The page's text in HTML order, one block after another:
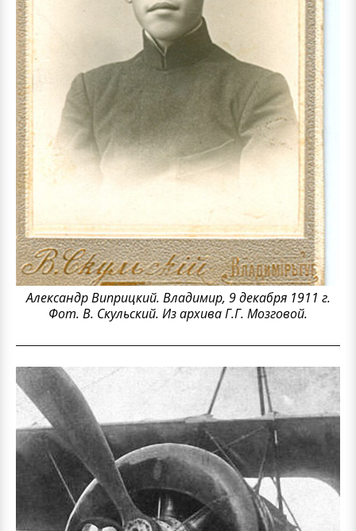
Александр Виприцкий. Владимир, 9 декабря 1911 г.
Фот. В. Скульский. Из архива Г.Г. Мозговой.